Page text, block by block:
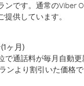
ンです。通常のViber
供しています。
ヶ月)
で通話料が毎月自動更
ンより割引いた価格